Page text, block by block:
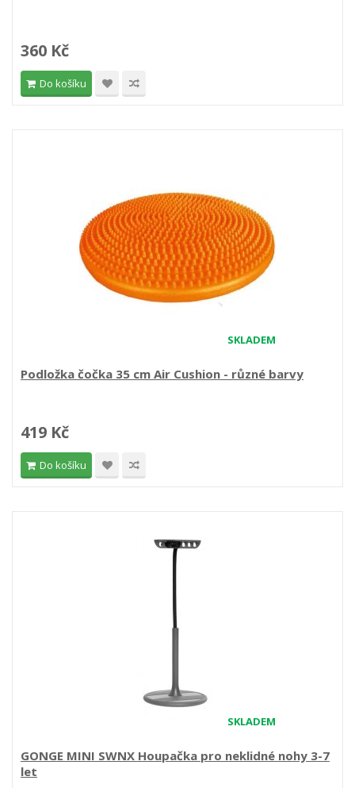
360 Kč
Do košíku
SKLADEM
Podložka čočka 35 cm Air Cushion - různé barvy
419 Kč
Do košíku
SKLADEM
GONGE MINI SWNX Houpačka pro neklidné nohy 3-7
let